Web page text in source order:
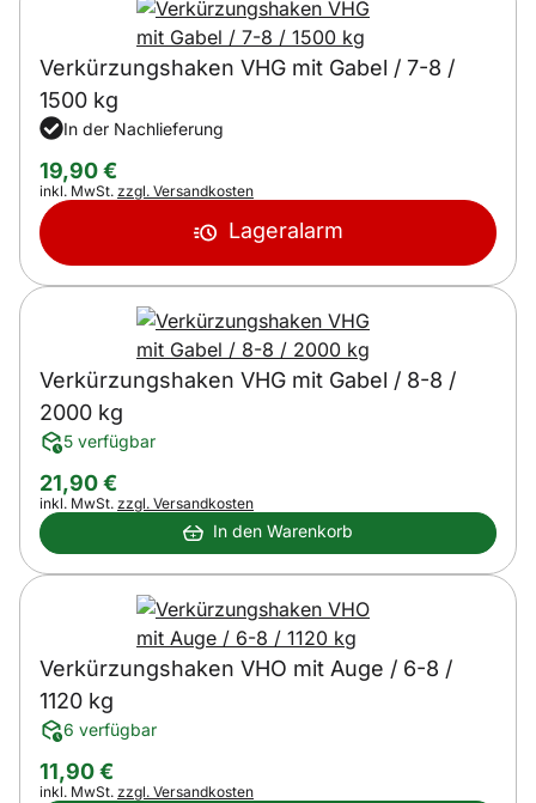
Verkürzungshaken VHG mit Gabel / 7-8 /
1500 kg
In der Nachlieferung
19,90€
Steuerhinweis:
inkl. MwSt. zzgl. Versandkosten
Lageralarm
Verkürzungshaken VHG mit Gabel / 8-8 /
2000 kg
5 verfügbar
21,90€
Steuerhinweis:
inkl. MwSt. zzgl. Versandkosten
In den Warenkorb
Verkürzungshaken VHO mit Auge / 6-8 /
1120 kg
6 verfügbar
11,90€
Steuerhinweis:
inkl. MwSt. zzgl. Versandkosten